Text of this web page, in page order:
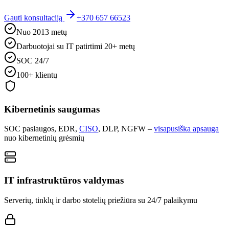
Gauti konsultaciją
+370 657 66523
Nuo 2013 metų
Darbuotojai su IT patirtimi 20+ metų
SOC 24/7
100+ klientų
Kibernetinis saugumas
SOC paslaugos, EDR, CISO, DLP, NGFW – visapusiška apsauga
nuo kibernetinių grėsmių
IT infrastruktūros valdymas
Serverių, tinklų ir darbo stotelių priežiūra su 24/7 palaikymu